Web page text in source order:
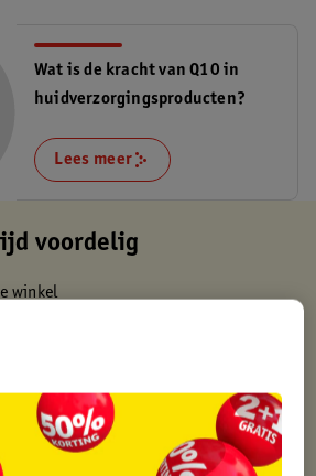
Wat is de kracht van Q10 in
huidverzorgingsproducten?
Lees meer
voordelig
winkel
vanaf 50.00
Kruidvat kaart